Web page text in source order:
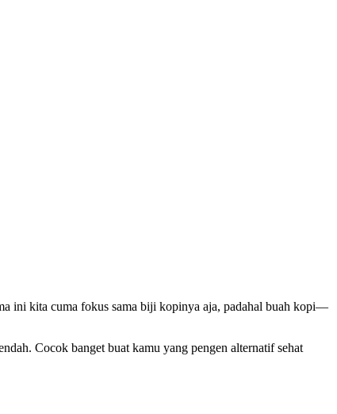
ini kita cuma fokus sama biji kopinya aja, padahal buah kopi—
Cocok banget buat kamu yang pengen alternatif sehat